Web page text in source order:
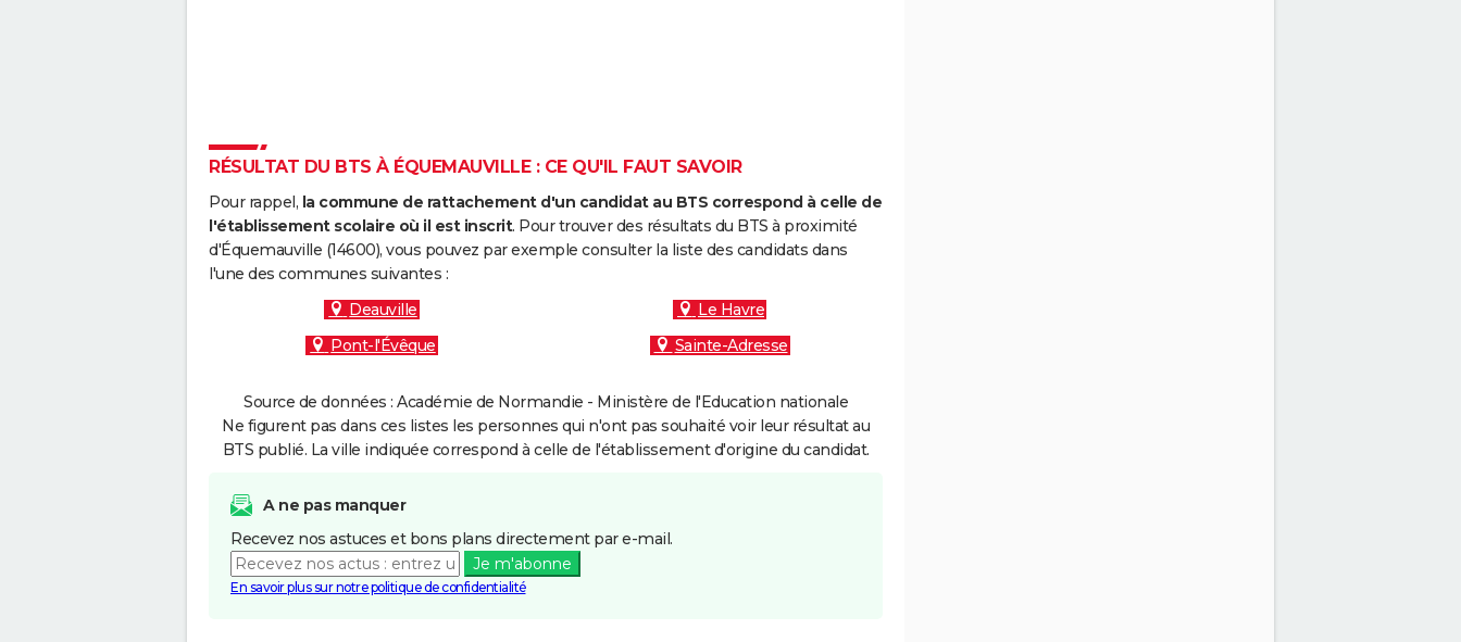
RÉSULTAT DU BTS À ÉQUEMAUVILLE : CE QU'IL FAUT SAVOIR
Pour rappel, la commune de rattachement d'un candidat au BTS correspond à celle de
l'établissement scolaire où il est inscrit. Pour trouver des résultats du BTS à proximité
d'Équemauville (14600), vous pouvez par exemple consulter la liste des candidats dans
l'une des communes suivantes :
Deauville
Le Havre
Pont-l'Évêque
Sainte-Adresse
Source de données : Académie de Normandie - Ministère de l'Education nationale
Ne figurent pas dans ces listes les personnes qui n'ont pas souhaité voir leur résultat au
BTS publié. La ville indiquée correspond à celle de l'établissement d'origine du candidat.
A ne pas manquer
Recevez nos astuces et bons plans directement par e-mail.
Je m'abonne
En savoir plus sur notre politique de confidentialité